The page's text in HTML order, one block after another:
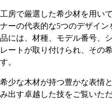
工房で厳選した希少材を用い
ナーの代表的な5つのデザイ
品には、材種、モデル番号、
レートが取り付けられ、その
す。
希少な木材が持つ豊かな表情
み出す卓越した技をご覧いただ